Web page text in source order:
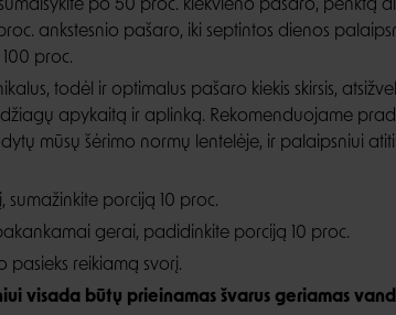
po 50 proc. kiekvieno pašaro, penktą
ankstesnio pašaro, iki septintos dienos
proc.
todėl ir optimalus pašaro kiekis skirsis,
apykaitą ir aplinką. Rekomenduojame
mūsų šėrimo normų lentelėje, ir palaipsniui
sumažinkite porciją 10 proc.
gerai, padidinkite porciją 10 proc.
pasieks reikiamą svorį.
visada būtų prieinamas švarus geriamas